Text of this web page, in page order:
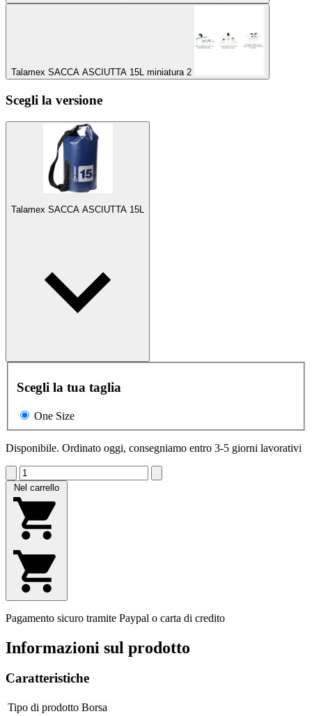
Talamex SACCA ASCIUTTA 15L miniatura 2
Scegli la versione
Talamex SACCA ASCIUTTA 15L
Scegli la tua taglia
One Size
Disponibile. Ordinato oggi, consegniamo entro 3-5 giorni lavorativi
Nel carrello
Pagamento sicuro tramite Paypal o carta di credito
Informazioni sul prodotto
Caratteristiche
Tipo di prodotto Borsa